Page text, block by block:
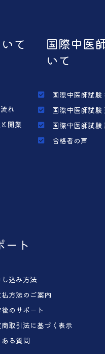
て
れ
開業
国際中医
いて
国際中医師試験
国際中医師試験
国際中医師試験
合格者の声
ート
込み方法
方法のご案内
後のサポート
取引法に基づく表示
ある質問